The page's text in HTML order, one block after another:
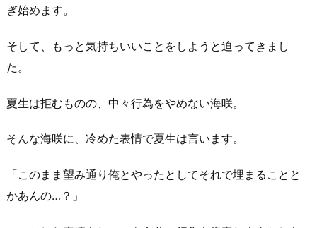
ぎ始めます。
そして、もっと気持ちいいことをしようと迫ってきまし
た。
夏生は拒むものの、中々行為をやめない海咲。
そんな海咲に、冷めた表情で夏生は言います。
「このまま望み通り俺とやったとしてそれで埋まることと
かあんの…？」